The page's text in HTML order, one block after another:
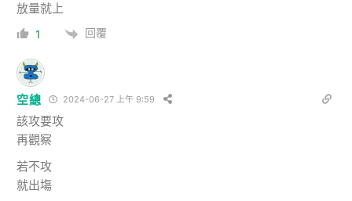
放量就上
1 回覆
空總 2024-06-27 上午 9:59
該攻要攻
再觀察
若不攻
就出塲